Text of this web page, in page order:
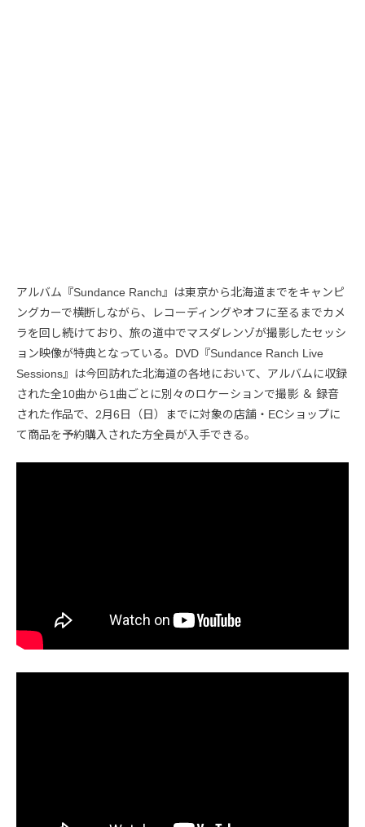
アルバム『Sundance Ranch』は東京から北海道までをキャンピ
ングカーで横断しながら、レコーディングやオフに至るまでカメ
ラを回し続けており、旅の道中でマスダレンゾが撮影したセッシ
ョン映像が特典となっている。DVD『Sundance Ranch Live
Sessions』は今回訪れた北海道の各地において、アルバムに収録
された全10曲から1曲ごとに別々のロケーションで撮影 ＆ 録音
された作品で、2月6日（日）までに対象の店舗・ECショップに
て商品を予約購入された方全員が入手できる。